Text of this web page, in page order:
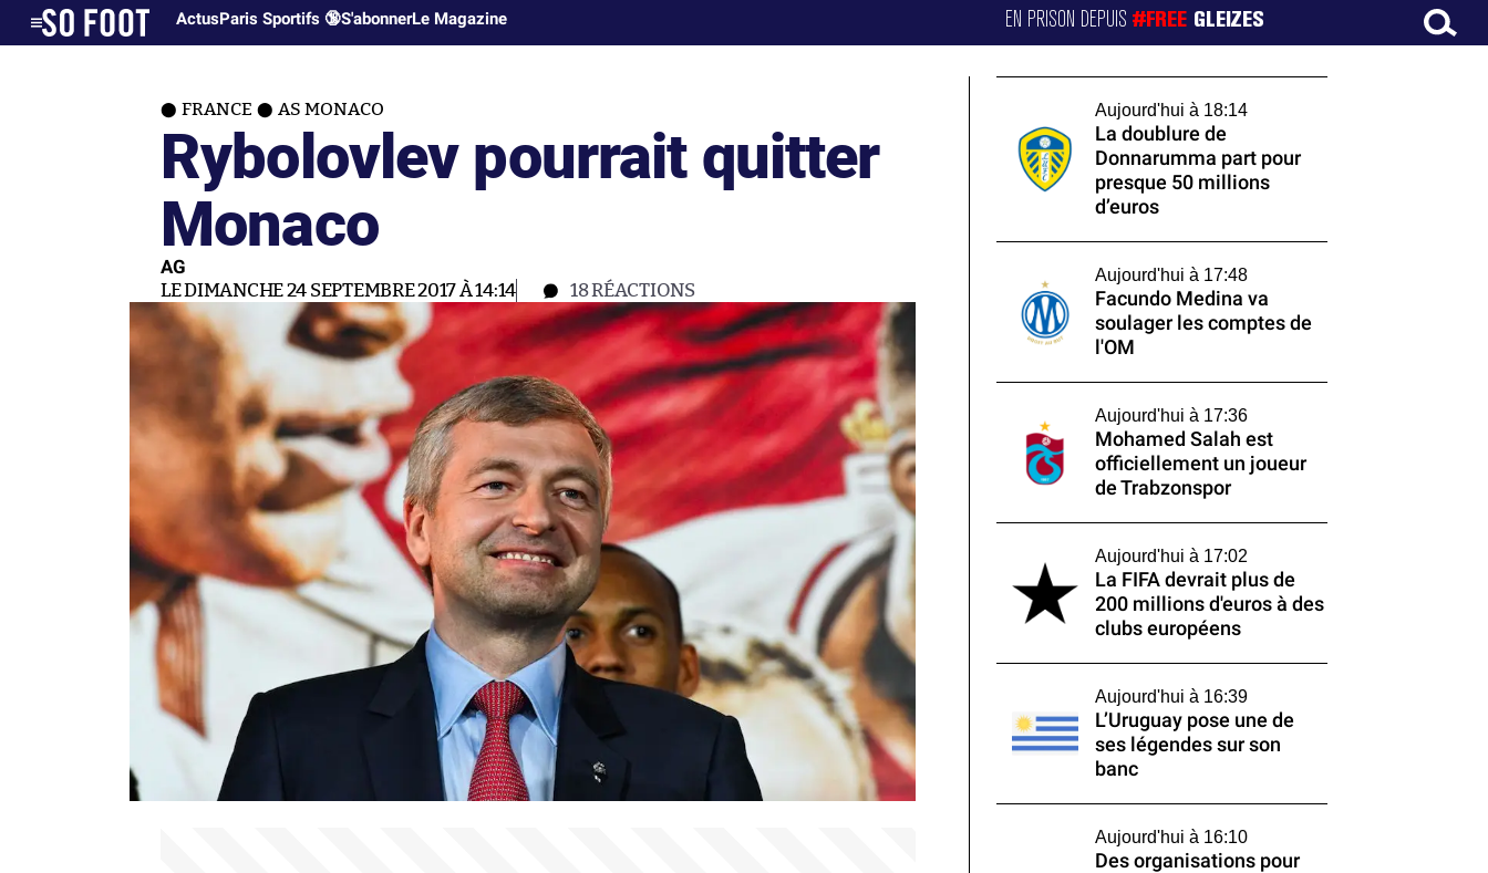
ActusParis Sportifs 🔞S'abonnerLe Magazine EN PRISON DEPUIS#FREE GLEIZES
FRANCE AS MONACO
Rybolovlev pourrait quitter
Monaco
AG
LE DIMANCHE 24 SEPTEMBRE 2017 À 14:14 18RÉACTIONS
Aujourd'hui à 18:14
La doublure de
Donnarumma part pour
presque 50 millions
d’euros
Aujourd'hui à 17:48
Facundo Medina va
soulager les comptes de
l'OM
Aujourd'hui à 17:36
Mohamed Salah est
officiellement un joueur
de Trabzonspor
Aujourd'hui à 17:02
La FIFA devrait plus de
200 millions d'euros à des
clubs européens
Aujourd'hui à 16:39
L’Uruguay pose une de
ses légendes sur son
banc
Aujourd'hui à 16:10
Des organisations pour